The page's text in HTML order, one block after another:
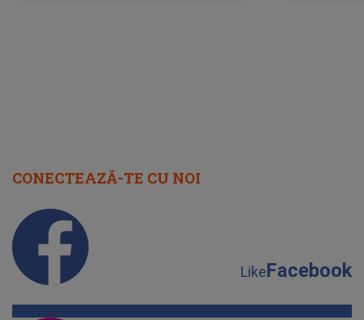
CONECTEAZĂ-TE CU NOI
LikeFacebook